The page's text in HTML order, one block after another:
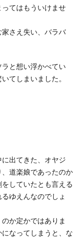
てはもういけませ
さえ失い、バラバ
と想い浮かべてい
てしまいました。
出てきた、オヤジ
道楽娘であったのか
していたとも言える
ゆえんなのでしょ
か定かではありま
なってしまうと、な